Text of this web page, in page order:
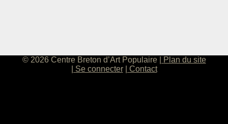
© 2026 Centre Breton d’Art Populaire
Plan du site
Se connecter
Contact